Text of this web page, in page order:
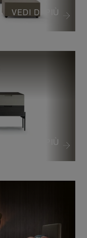
VEDI DI PIÙ
VEDI DI PIÙ